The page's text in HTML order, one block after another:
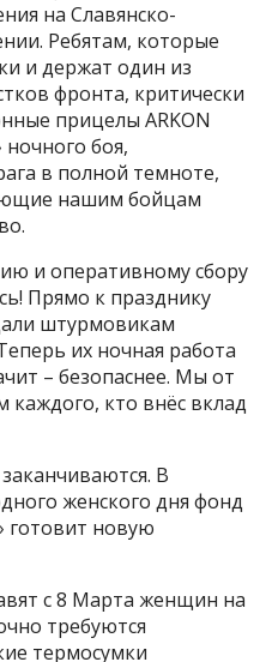
на Славянско-
Ребятам, которые
и держат один из
фронта, критически
прицелы ARKON
ночного боя,
в полной темноте,
нашим бойцам
и оперативному сбору
Прямо к празднику
штурмовикам
их ночная работа
– безопаснее. Мы от
каждого, кто внёс вклад
В
женского дня фонд
готовит новую
с 8 Марта женщин на
требуются
термосумки